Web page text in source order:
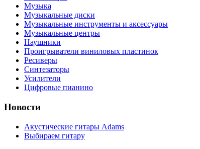
Музыка
Музыкальные диски
Музыкальные инструменты и аксессуары
Музыкальные центры
Наушники
Проигрыватели виниловых пластинок
Ресиверы
Синтезаторы
Усилители
Цифровые пианино
Новости
Акустические гитары Adams
Выбираем гитару